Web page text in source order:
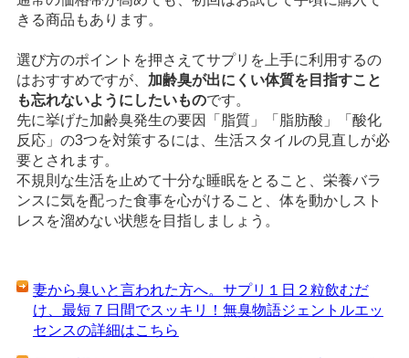
きる商品もあります。
選び方のポイントを押さえてサプリを上手に利用するの
はおすすめですが、 加齢臭が出にくい体質を目指すこと
も忘れないようにしたいものです。
先に挙げた加齢臭発生の要因「脂質」「脂肪酸」「酸化
反応」の3つを対策するには、生活スタイルの見直しが必
要とされます。
不規則な生活を止めて十分な睡眠をとること、栄養バラ
ンスに気を配った食事を心がけること、体を動かしスト
レスを溜めない状態を目指しましょう。
妻から臭いと言われた方へ。サプリ１日２粒飲むだ
け、最短７日間でスッキリ！無臭物語ジェントルエッ
センスの詳細はこちら